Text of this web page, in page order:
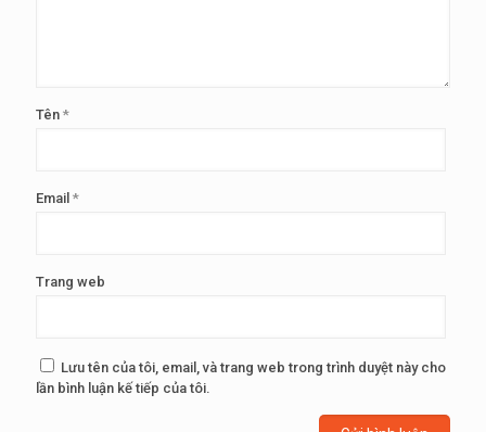
Tên *
Email *
Trang web
Lưu tên của tôi, email, và trang web trong trình duyệt này cho
lần bình luận kế tiếp của tôi.